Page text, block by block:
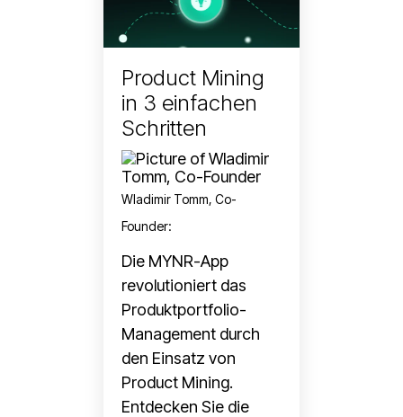
Product Mining
in 3 einfachen
Schritten
Wladimir Tomm, Co-
Founder:
Die MYNR-App
revolutioniert das
Produktportfolio-
Management durch
den Einsatz von
Product Mining.
Entdecken Sie die